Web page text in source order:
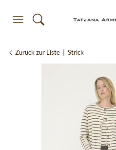
Zurück zur Liste Strick